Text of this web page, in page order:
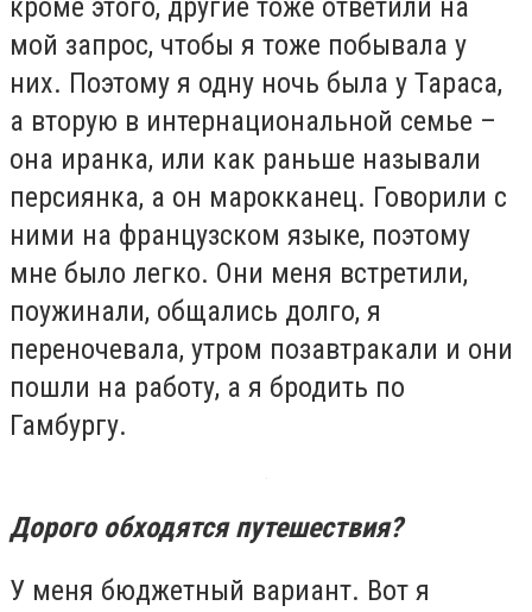
кроме этого, другие тоже ответили на
мой запрос, чтобы я тоже побывала у
них. Поэтому я одну ночь была у Тараса,
а вторую в интернациональной семье –
она иранка, или как раньше называли
персиянка, а он марокканец. Говорили с
ними на французском языке, поэтому
мне было легко. Они меня встретили,
поужинали, общались долго, я
переночевала, утром позавтракали и они
пошли на работу, а я бродить по
Гамбургу.
Дорого обходятся путешествия?
У меня бюджетный вариант. Вот я